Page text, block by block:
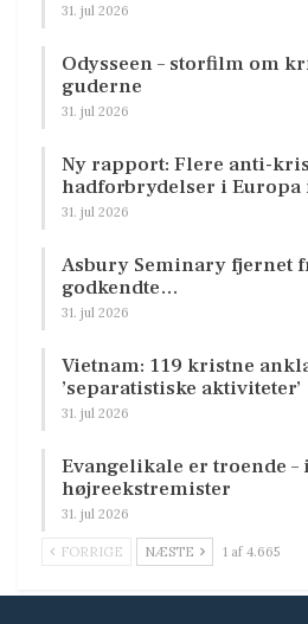
31. jul 2026
Odysseen – storfilm om
guderne
31. jul 2026
Ny rapport: Flere anti-
hadforbrydelser i Europa
31. jul 2026
Asbury Seminary fjernet
godkendte…
31. jul 2026
Vietnam: 119 kristne
’separatistiske aktiviteter’
31. jul 2026
Evangelikale er troende –
højreekstremister
31. jul 2026
FORRIGE NÆSTE 1 af 4.665